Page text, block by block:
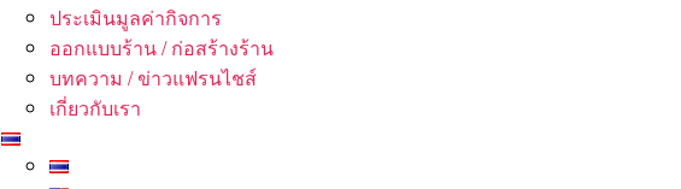
ประเมินมูลค่ากิจการ
ออกแบบร้าน / ก่อสร้างร้าน
บทความ / ข่าวแฟรนไชส์
เกี่ยวกับเรา